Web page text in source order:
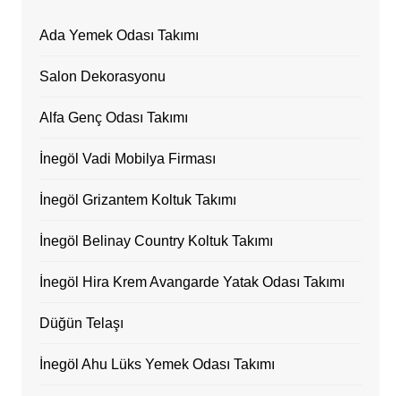
Ada Yemek Odası Takımı
Salon Dekorasyonu
Alfa Genç Odası Takımı
İnegöl Vadi Mobilya Firması
İnegöl Grizantem Koltuk Takımı
İnegöl Belinay Country Koltuk Takımı
İnegöl Hira Krem Avangarde Yatak Odası Takımı
Düğün Telaşı
İnegöl Ahu Lüks Yemek Odası Takımı